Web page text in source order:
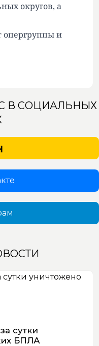
округов, а
опергруппы и
В СОЦИАЛЬНЫХ
сутки
БПЛА